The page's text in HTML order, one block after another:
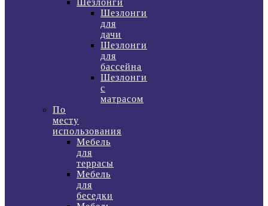
Шезлонги
Шезлонги
для
дачи
Шезлонги
для
бассейна
Шезлонги
с
матрасом
По
месту
использования
Мебель
для
террасы
Мебель
для
беседки